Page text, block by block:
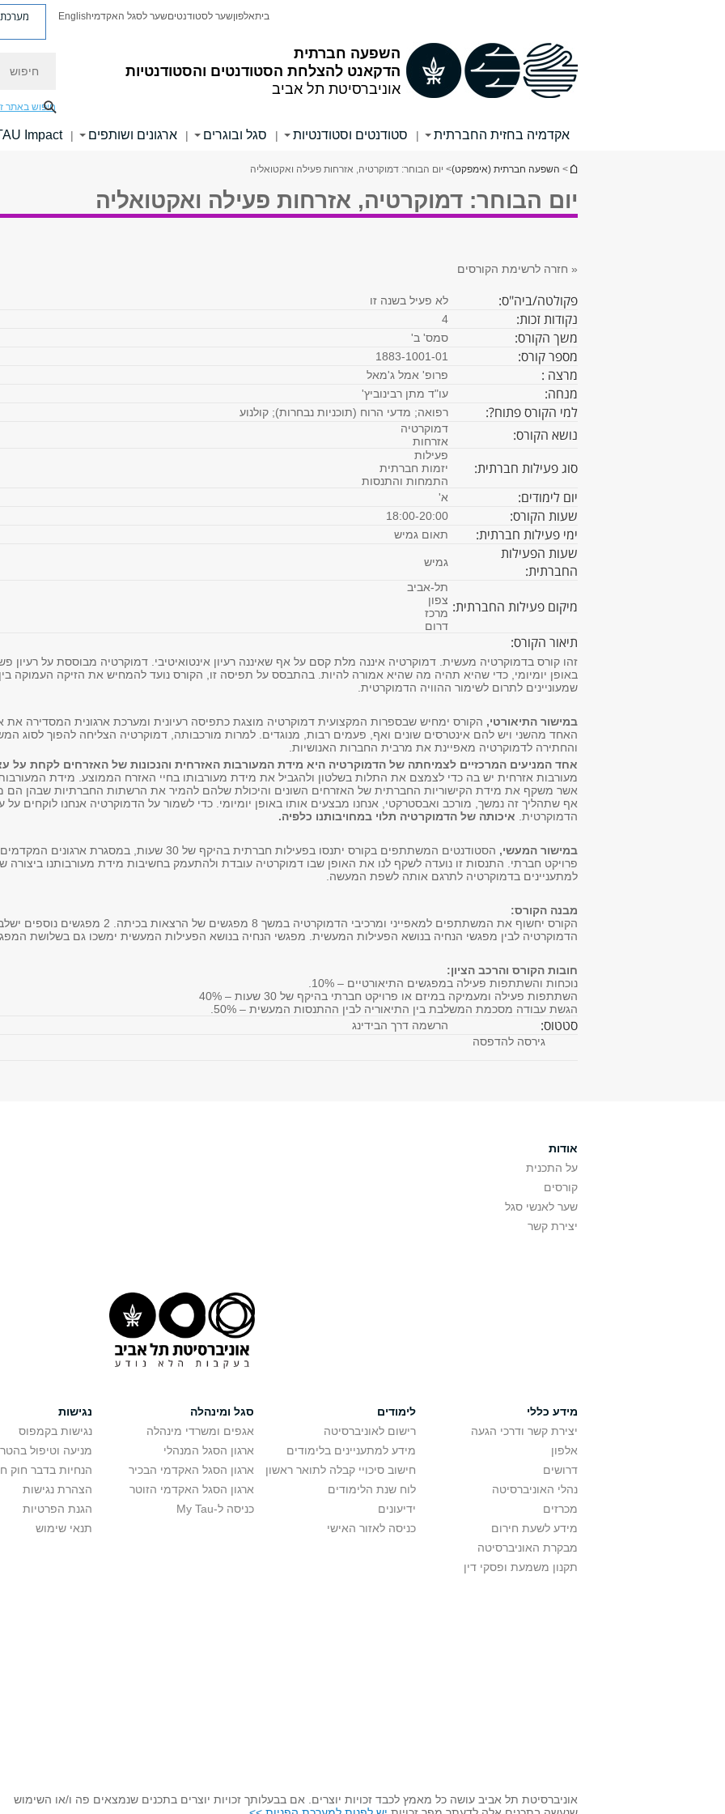
השפעה חברתית
הדקאנט להצלחת הסטודנטים והסטודנטיות
אוניברסיטת תל אביב
ביתאלפוןשער לסטודנטיםשער לסגל האקדמיEnglish מערכת
חיפוש באתר
אקדמיה בחזית החברתית | סטודנטים וסטודנטיות | סגל ובוגרים | ארגונים ושותפים |
Impact
הינך נמצא כאן
> השפעה חברתית (אימפקט)> יום הבוחר: דמוקרטיה, אזרחות פעילה ואקטואליה
יום הבוחר: דמוקרטיה, אזרחות פעילה ואקטואליה
« חזרה לרשימת הקורסים
פקולטה/ביה"ס: לא פעיל בשנה זו
נקודות זכות: 4
משך הקורס: סמס' ב'
מספר קורס: 1883-1001-01
מרצה : פרופ' אמל ג'מאל
מנחה: עו"ד מתן רבינוביץ'
למי הקורס פתוח?: רפואה; מדעי הרוח (תוכניות נבחרות); קולנוע
נושא הקורס:
דמוקרטיה
אזרחות
סוג פעילות חברתית:
פעילות
יזמות חברתית
התמחות והתנסות
יום לימודים: א'
שעות הקורס: 18:00-20:00
ימי פעילות חברתית: תאום גמיש
שעות הפעילות
החברתית:
גמיש
מיקום פעילות החברתית:
תל-אביב
צפון
מרכז
דרום
תיאור הקורס:
זהו קורס בדמוקרטיה מעשית. דמוקרטיה איננה מלת קסם על אף שאיננה רעיון אינטואיטיבי. דמוקרטיה מבוססת על רעיון
באופן יומיומי, כדי שהיא תהיה מה שהיא אמורה להיות. בהתבסס על תפיסה זו, הקורס נועד להמחיש את הזיקה העמוקה
שמעוניינים לתרום לשימור ההוויה הדמוקרטית.
במישור התיאורטי, הקורס ימחיש שבספרות המקצועית דמוקרטיה מוצגת כתפיסה רעיונית ומערכת ארגונית המסדירה את
האחד מהשני ויש להם אינטרסים שונים ואף, פעמים רבות, מנוגדים. למרות מורכבותה, דמוקרטיה הצליחה להפוך לסוג
והחתירה לדמוקרטיה מאפיינת את מרבית החברות האנושיות.
אחד המניעים המרכזיים לצמיחתה של הדמוקרטיה היא מידת המעורבות האזרחית והנכונות של האזרחים לקחת על
מעורבות אזרחית יש בה כדי לצמצם את התלות בשלטון ולהגביל את מידת מעורבותו בחיי האזרח הממוצע. מידת
אשר משקף את מידת הקישוריות החברתית של האזרחים השונים והיכולת שלהם להמיר את הרשתות החברתיות שבהן הם
אף שתהליך זה נמשך, מורכב ואבסטרקטי, אנחנו מבצעים אותו באופן יומיומי. כדי לשמור על הדמוקרטיה אנחנו לוקחים
הדמוקרטית. איכותה של הדמוקרטיה תלוי במחויבותנו כלפיה.
במישור המעשי,
הסטודנטים המשתתפים בקורס יתנסו בפעילות חברתית בהיקף של
פרויקט חברתי. התנסות זו נועדה לשקף לנו את האופן שבו דמוקרטיה עובדת ולהתעמק בחשיבות מידת מעורבותנו
למתעניינים בדמוקרטיה לתרגם אותה לשפת המעשה.
מבנה הקורס:
הקורס יחשוף את המשתתפים למאפייני ומרכיבי
הדמוקרטיה לבין מפגשי הנחיה בנושא הפעילות המעשית. מפגשי הנחיה בנושא הפעילות המעשית ימשכו גם בשלושת
חובות הקורס והרכב הציון:
נוכחות והשתתפות פעילה במפגשים התיאורטיים – 10%.
השתתפות פעילה ומעמיקה במיזם או פרויקט חברתי בהיקף של 30 שעות – 40%
הגשת עבודה מסכמת המשלבת בין התיאוריה לבין ההתנסות המעשית – 50%.
סטטוס:
הרשמה דרך הבידינג
גירסה להדפסה
אודות
על התכנית
קורסים
שער לאנשי סגל
יצירת קשר
מידע כללי
יצירת קשר ודרכי הגעה
אלפון
דרושים
נהלי האוניברסיטה
מכרזים
מידע לשעת חירום
מבקרת האוניברסיטה
תקנון משמעת ופסקי דין
לימודים
רישום לאוניברסיטה
מידע למתעניינים בלימודים
חישוב סיכויי קבלה לתואר ראשון
לוח שנת הלימודים
ידיעונים
כניסה לאזור האישי
סגל ומינהלה
אגפים ומשרדי מינהלה
ארגון הסגל המנהלי
ארגון הסגל האקדמי הבכיר
ארגון הסגל האקדמי הזוטר
כניסה ל-My Tau
נגישות
נגישות בקמפוס
מניעה וטיפול
הנחיות בדבר חוק
הצהרת נגישות
הגנת הפרטיות
תנאי שימוש
אוניברסיטת תל אביב עושה כל מאמץ לכבד זכויות יוצרים. אם בבעלותך זכויות יוצרים בתכנים שנמצאים פה ו/או השימוש